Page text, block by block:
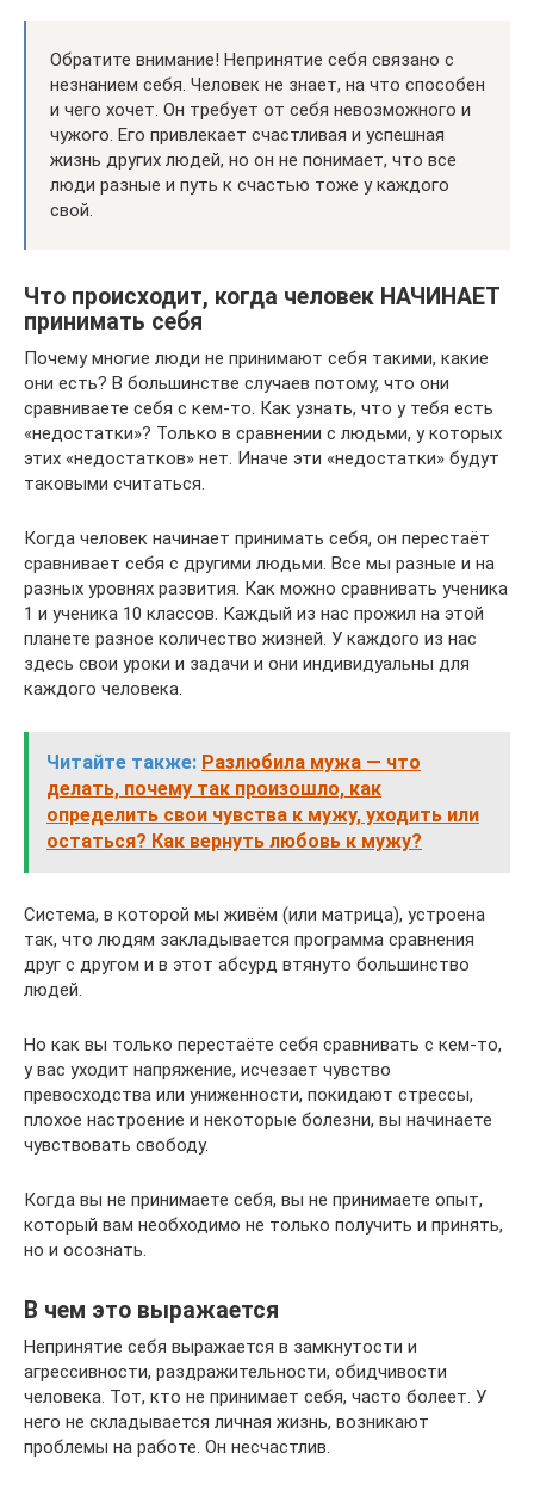
Обратите внимание! Непринятие себя связано с
незнанием себя. Человек не знает, на что способен
и чего хочет. Он требует от себя невозможного и
чужого. Его привлекает счастливая и успешная
жизнь других людей, но он не понимает, что все
люди разные и путь к счастью тоже у каждого
свой.
Что происходит, когда человек НАЧИНАЕТ
принимать себя
Почему многие люди не принимают себя такими, какие
они есть? В большинстве случаев потому, что они
сравниваете себя с кем-то. Как узнать, что у тебя есть
«недостатки»? Только в сравнении с людьми, у которых
этих «недостатков» нет. Иначе эти «недостатки» будут
таковыми считаться.
Когда человек начинает принимать себя, он перестаёт
сравнивает себя с другими людьми. Все мы разные и на
разных уровнях развития. Как можно сравнивать ученика
1 и ученика 10 классов. Каждый из нас прожил на этой
планете разное количество жизней. У каждого из нас
здесь свои уроки и задачи и они индивидуальны для
каждого человека.
Читайте также: Разлюбила мужа — что
делать, почему так произошло, как
определить свои чувства к мужу, уходить или
остаться? Как вернуть любовь к мужу?
Система, в которой мы живём (или матрица), устроена
так, что людям закладывается программа сравнения
друг с другом и в этот абсурд втянуто большинство
людей.
Но как вы только перестаёте себя сравнивать с кем-то,
у вас уходит напряжение, исчезает чувство
превосходства или униженности, покидают стрессы,
плохое настроение и некоторые болезни, вы начинаете
чувствовать свободу.
Когда вы не принимаете себя, вы не принимаете опыт,
который вам необходимо не только получить и принять,
но и осознать.
В чем это выражается
Непринятие себя выражается в замкнутости и
агрессивности, раздражительности, обидчивости
человека. Тот, кто не принимает себя, часто болеет. У
него не складывается личная жизнь, возникают
проблемы на работе. Он несчастлив.